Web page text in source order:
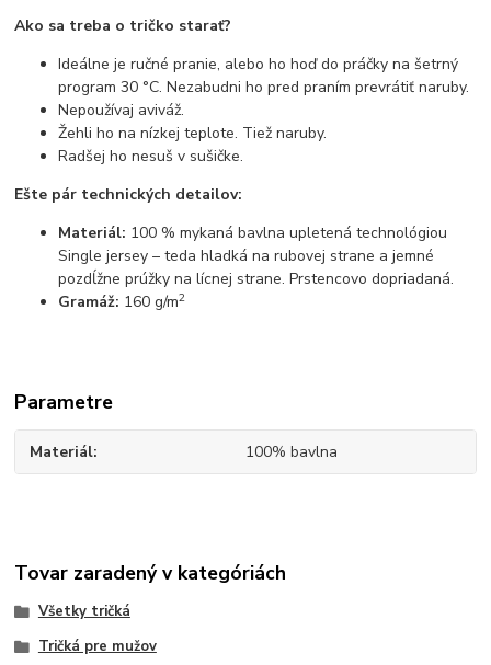
Ako sa treba o tričko starať?
Ideálne je ručné pranie, alebo ho hoď do práčky na šetrný
program 30 °C. Nezabudni ho pred praním prevrátiť naruby.
Nepoužívaj aviváž.
Žehli ho na nízkej teplote. Tiež naruby.
Radšej ho nesuš v sušičke.
Ešte pár technických detailov:
Materiál: 100 % mykaná bavlna upletená technológiou
Single jersey – teda hladká na rubovej strane a jemné
pozdĺžne prúžky na lícnej strane. Prstencovo dopriadaná.
Gramáž: 160 g/m2
Parametre
Materiál 100% bavlna
Tovar zaradený v kategóriách
Všetky tričká
Tričká pre mužov